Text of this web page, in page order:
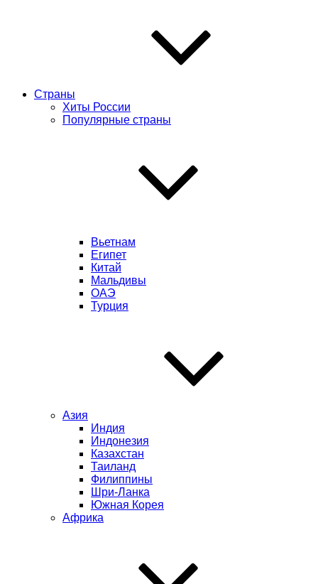
Страны
Хиты России
Популярные страны
Вьетнам
Египет
Китай
Мальдивы
ОАЭ
Турция
Азия
Индия
Индонезия
Казахстан
Таиланд
Филиппины
Шри-Ланка
Южная Корея
Африка